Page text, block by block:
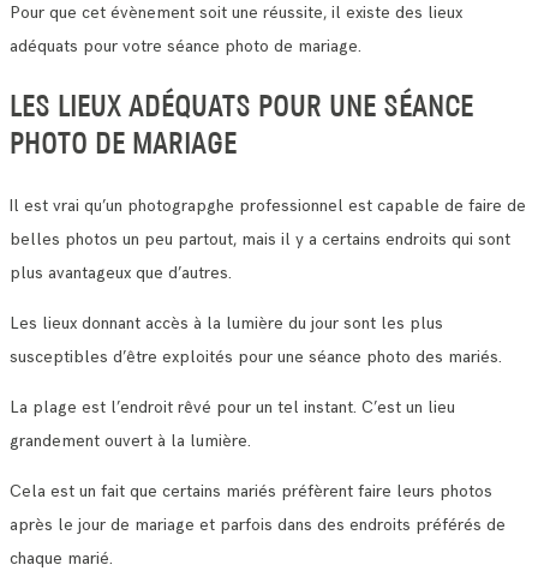
Pour que cet évènement soit une réussite, il existe des lieux
adéquats pour votre séance photo de mariage.
LES LIEUX ADÉQUATS POUR UNE SÉANCE
PHOTO DE MARIAGE
Il est vrai qu’un photograpghe professionnel est capable de faire de
belles photos un peu partout, mais il y a certains endroits qui sont
plus avantageux que d’autres.
Les lieux donnant accès à la lumière du jour sont les plus
susceptibles d’être exploités pour une séance photo des mariés.
La plage est l’endroit rêvé pour un tel instant. C’est un lieu
grandement ouvert à la lumière.
Cela est un fait que certains mariés préfèrent faire leurs photos
après le jour de mariage et parfois dans des endroits préférés de
chaque marié.